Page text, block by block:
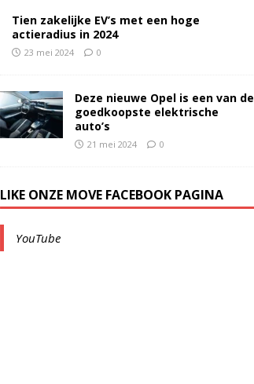
Tien zakelijke EV’s met een hoge
actieradius in 2024
23 mei 2024 0
Deze nieuwe Opel is een van de
goedkoopste elektrische
auto’s
21 mei 2024 0
LIKE ONZE MOVE FACEBOOK PAGINA
YouTube